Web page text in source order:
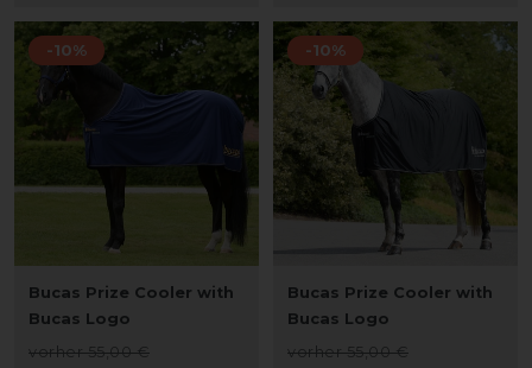
-10%
Bucas Prize Cooler with
Bucas Logo
vorher 55,00 €
-10%
Bucas Prize Cooler with
Bucas Logo
vorher 55,00 €